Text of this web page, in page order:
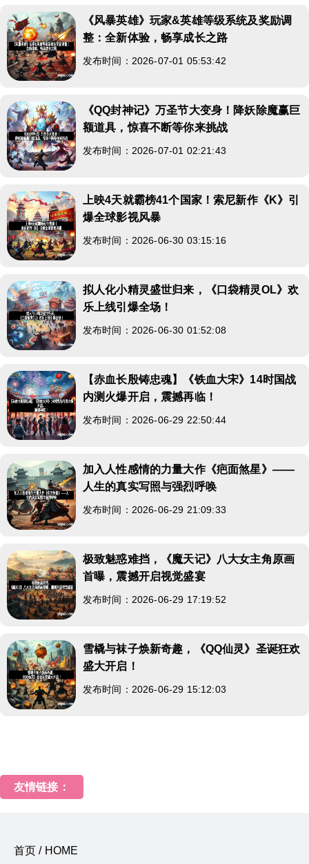
《风暴英雄》玩家&英雄等级系统及奖励调
整：全新体验，畅享成长之路
发布时间：2026-07-01 05:53:42
《QQ封神记》万圣节大变身！降妖除魔赢巨
额道具，惊喜不断等你来挑战
发布时间：2026-07-01 02:21:43
上映4天就霸榜41个国家！索尼新作《K》引
爆全球影视风暴
发布时间：2026-06-30 03:15:16
拟人化小精灵盛世归来，《口袋精灵OL》欢
乐上线引爆全场！
发布时间：2026-06-30 01:52:08
【赤血长殷铸忠魂】《铁血大宋》14时国战
内测火爆开启，震撼再临！
发布时间：2026-06-29 22:50:44
加入人性感情的力量大作《疤面煞星》——
人生的真实写照与强烈呼唤
发布时间：2026-06-29 21:09:33
极致魅惑难挡，《魔天记》八大女主角原画
首曝，震撼开启视觉盛宴
发布时间：2026-06-29 17:19:52
雪橇与袜子焕新奇趣，《QQ仙灵》圣诞狂欢
盛大开启！
发布时间：2026-06-29 15:12:03
友情链接：
首页 / HOME